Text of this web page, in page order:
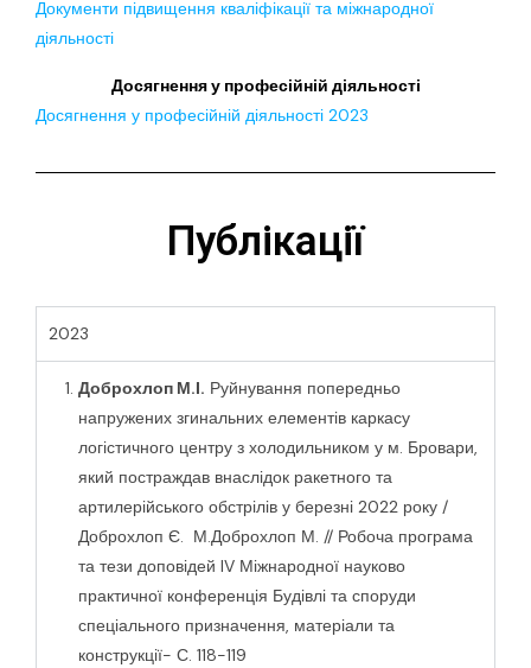
Документи підвищення кваліфікації та міжнародної
діяльності
Досягнення у професійній діяльності
Досягнення у професійній діяльності 2023
Публікації
2023
Доброхлоп М.І. Руйнування попередньо
напружених згинальних елементів каркасу
логістичного центру з холодильником у м. Бровари,
який постраждав внаслідок ракетного та
артилерійського обстрілів у березні 2022 року /
Доброхлоп Є. М.Доброхлоп М. // Робоча програма
та тези доповідей IV Міжнародної науково
практичної конференція Будівлі та споруди
спеціального призначення, матеріали та
конструкції- С. 118-119